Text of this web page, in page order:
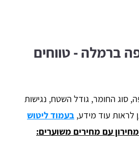
ברמלה - טווחים
סוג החומר, גודל השטח, נגישות
לראות עוד מידע, בעמוד ליטוש
עם מחירים משוערים: